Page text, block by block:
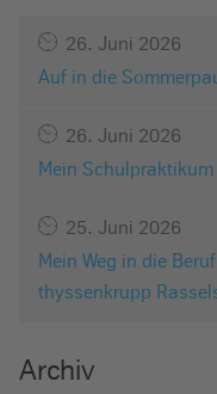
26. Juni 2026
Auf in die
26. Juni 2026
Mein
25. Juni 2026
Mein Weg in die
thyssenkrupp
Archiv